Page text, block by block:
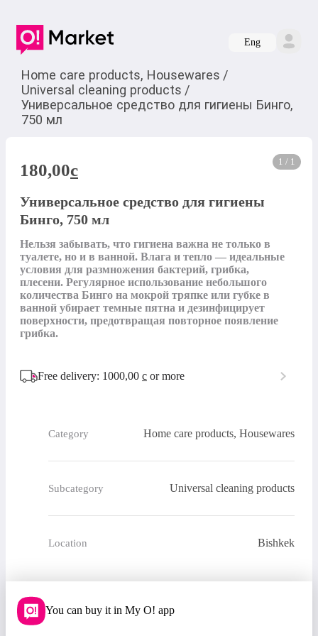
Eng
Home care products, Housewares /
Universal cleaning products /
Универсальное средство для гигиены Бинго,
750 мл
1 / 1
180,00c
Универсальное средство для гигиены
Бинго, 750 мл
Нельзя забывать, что гигиена важна не только в
туалете, но и в ванной. Влага и тепло — идеальные
условия для размножения бактерий, грибка,
плесени. Регулярное использование небольшого
количества Бинго на мокрой тряпке или губке в
ванной убирает темные пятна и дезинфицирует
поверхности, предотвращая повторное появление
грибка.
Free delivery: 1000,00 с or more
Category Home care products, Housewares
Subcategory Universal cleaning products
Location Bishkek
You can buy it in My O! app